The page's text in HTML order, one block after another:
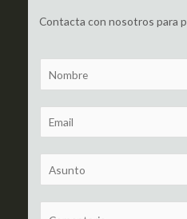
Contacta con nosotros para
a
m
m
a
u
b